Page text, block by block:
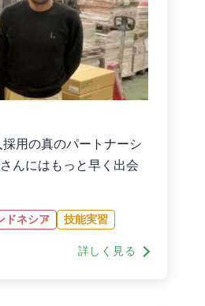
用の真のパートナーシ
んにはもっと早く出会
ドネシア 技能実習
詳しく見る